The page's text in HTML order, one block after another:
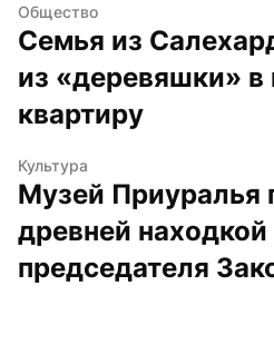
Общество
Семья из
из «деревяшки» в
квартиру
Культура
Музей Приуралья
древней находкой
председателя